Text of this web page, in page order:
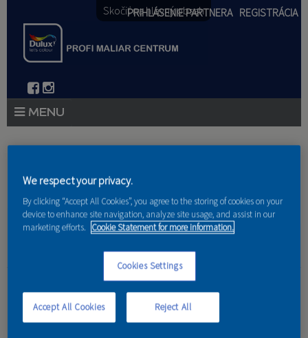
Skočiť na hlavný obsah
PRIHLÁSENIE PARTNERA REGISTRÁCIA
PORADENSTVO
AKCIE A NOVINKY
PARTNERI
M-J StavBau
We respect your privacy.
By clicking “Accept All Cookies”, you agree to the storing of cookies on your
device to enhance site navigation, analyze site usage, and assist in our
marketing efforts. Cookie Statement for more information.
Cookies Settings
Reject All
Accept All Cookies